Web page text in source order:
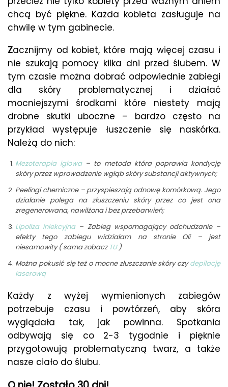
chcą być piękne. Każda kobieta zasługuje na
chwilę w tym gabinecie.
Zacznijmy od kobiet, które mają więcej czasu i
nie szukają pomocy kilka dni przed ślubem. W
tym czasie można dobrać odpowiednie zabiegi
dla skóry problematycznej i działać
mocniejszymi środkami które niestety mają
drobne skutki uboczne – bardzo często na
przykład występuje łuszczenie się naskórka.
Należą do nich:
Mezoterapia igłowa– to metoda która poprawia kondycję
skóry przez wprowadzenie wgłąb skóry substancji aktywnych;
Peelingi chemiczne – przyspieszają odnowę komórkową. Jego
działanie polega na złuszczeniu skóry przez co jest ona
zregenerowana, nawilżona i bez przebarwień;
Lipoliza iniekcyjna– Zabieg wspomagający odchudzanie –
efekty tego zabiegu widziałam na stronie Oli – jest
niesamowity ( sama zobaczTU)
Można pokusić się też o mocne złuszczanie skóry czydepilację
laserową
Każdy z wyżej wymienionych zabiegów
potrzebuje czasu i powtórzeń, aby skóra
wyglądała tak, jak powinna. Spotkania
odbywają się co 2-3 tygodnie i pięknie
przygotowują problematyczną twarz, a także
nasze ciało do ślubu.